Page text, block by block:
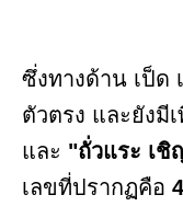
ซึ่งทางด้าน เป็ด
ตัวตรง และยังมี
และ "ถั่วแระ เ
เลขที่ปรากฏคือ